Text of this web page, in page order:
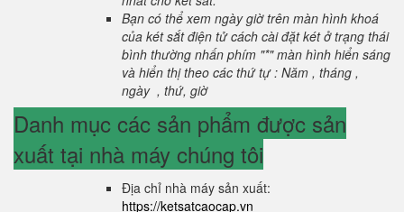
Bạn có thể xem ngày giờ trên màn hình khoá
của két sắt điện tử cách cài đặt két ở trạng thái
bình thường nhấn phím "*" màn hình hiển sáng
và hiển thị theo các thứ tự : Năm , tháng ,
ngày , thứ, giờ
Danh mục các sản phẩm được sản
xuất tại nhà máy chúng tôi
Địa chỉ nhà máy sản xuất:
https://ketsatcaocap.vn